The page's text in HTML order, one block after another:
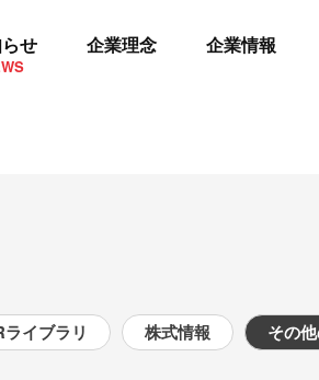
せ 企業理念 企業情報
ライブラリ 株式情報 その